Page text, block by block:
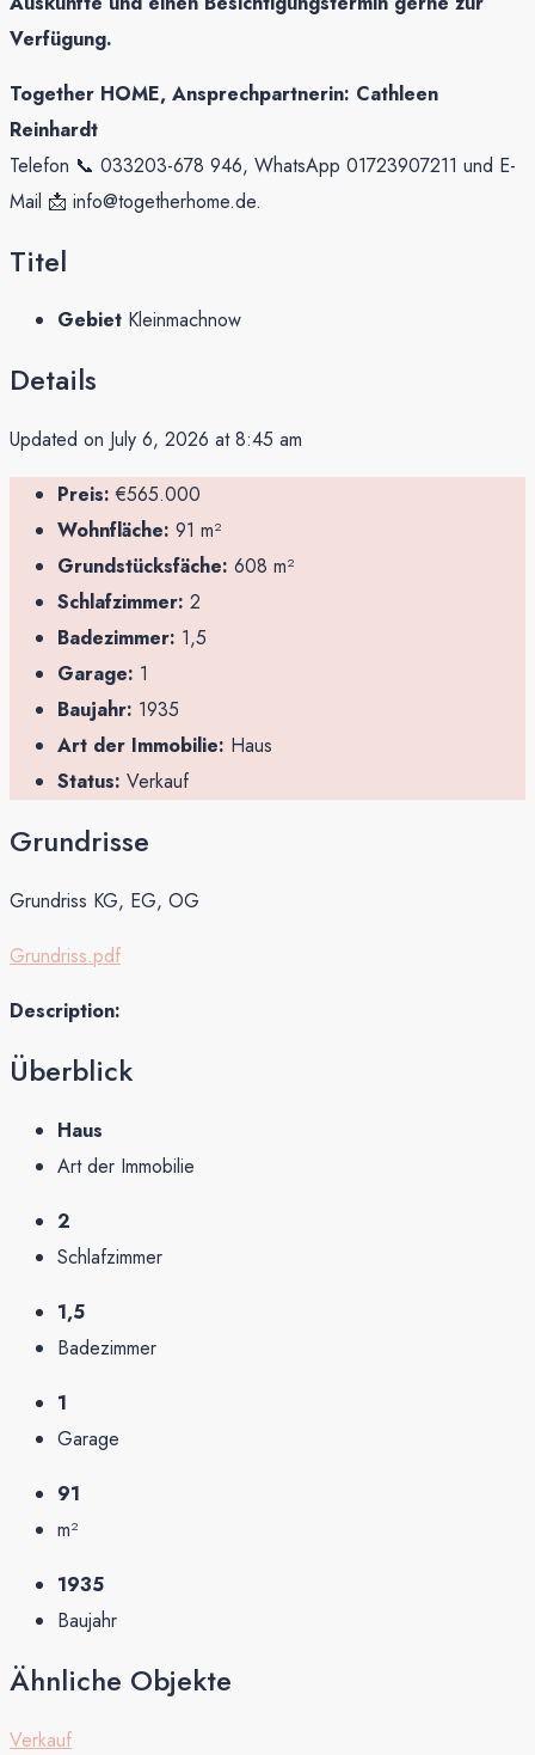
Verfügung.
Together HOME, Ansprechpartnerin: Cathleen
Reinhardt
Telefon 📞 033203-678 946, WhatsApp 01723907211 und E-
Mail 📩 info@togetherhome.de.
Titel
Gebiet Kleinmachnow
Details
Updated on July 6, 2026 at 8:45 am
Preis: €565.000
Wohnfläche: 91 m²
Grundstücksfäche: 608 m²
Schlafzimmer: 2
Badezimmer: 1,5
Garage: 1
Baujahr: 1935
Art der Immobilie: Haus
Status: Verkauf
Grundrisse
Grundriss KG, EG, OG
Grundriss.pdf
Description:
Überblick
Haus
Art der Immobilie
2
Schlafzimmer
1,5
Badezimmer
1
Garage
91
m²
1935
Baujahr
Ähnliche Objekte
Verkauf